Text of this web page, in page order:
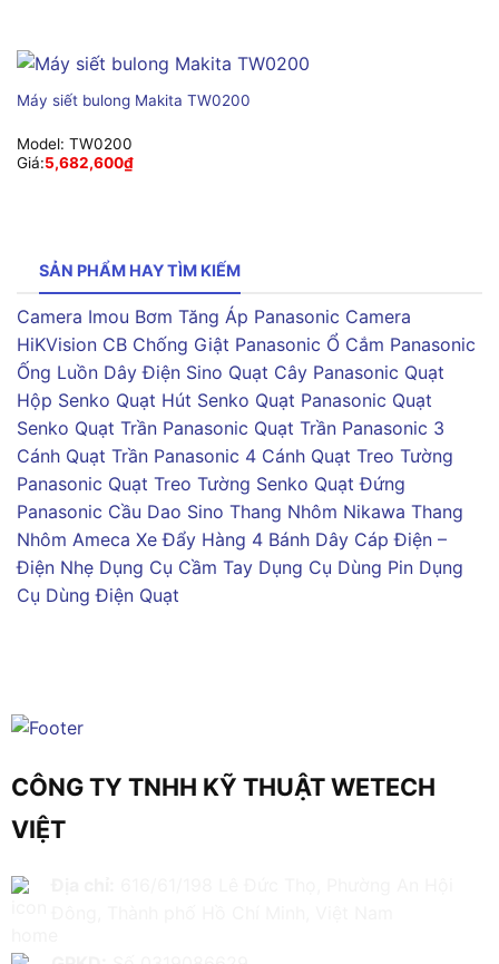
Máy siết bulong Makita TW0200
Model: TW0200
Giá:5,682,600₫
SẢN PHẨM HAY TÌM KIẾM
Camera Imou Bơm Tăng Áp Panasonic Camera
HiKVision CB Chống Giật Panasonic Ổ Cắm Panasonic
Ống Luồn Dây Điện Sino Quạt Cây Panasonic Quạt
Hộp Senko Quạt Hút Senko Quạt Panasonic Quạt
Senko Quạt Trần Panasonic Quạt Trần Panasonic 3
Cánh Quạt Trần Panasonic 4 Cánh Quạt Treo Tường
Panasonic Quạt Treo Tường Senko Quạt Đứng
Panasonic Cầu Dao Sino Thang Nhôm Nikawa Thang
Nhôm Ameca Xe Đẩy Hàng 4 Bánh Dây Cáp Điện –
Điện Nhẹ Dụng Cụ Cầm Tay Dụng Cụ Dùng Pin Dụng
Cụ Dùng Điện Quạt
CÔNG TY TNHH KỸ THUẬT WETECH
VIỆT